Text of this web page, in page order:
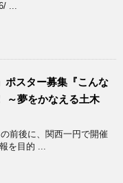
...
ポスター募集『こんな
～夢をかなえる土木
前後に、関西一円で開催
を目的 ...